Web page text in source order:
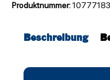
Produktnummer:
Beschreibung